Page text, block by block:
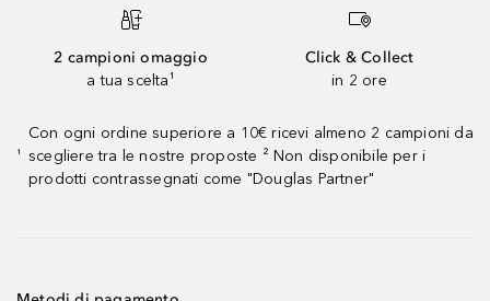
2 campioni omaggio
a tua scelta¹
Click & Collect
in 2 ore
¹
Con ogni ordine superiore a 10€ ricevi almeno 2 campioni da
scegliere tra le nostre proposte ² Non disponibile per i
prodotti contrassegnati come "Douglas Partner"